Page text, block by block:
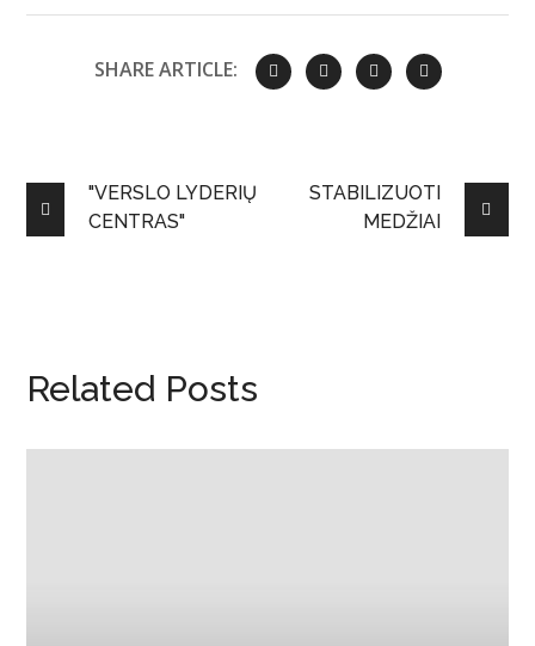
SHARE ARTICLE:
"VERSLO LYDERIŲ
CENTRAS"
STABILIZUOTI
MEDŽIAI
Related Posts